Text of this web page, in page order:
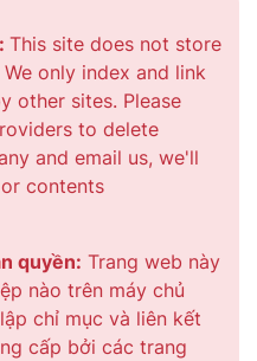
This site does not store
only index and link
other sites. Please
to delete
and email us, we'll
contents
quyền: Trang web này
nào trên máy chủ
chỉ mục và liên kết
cấp bởi các trang